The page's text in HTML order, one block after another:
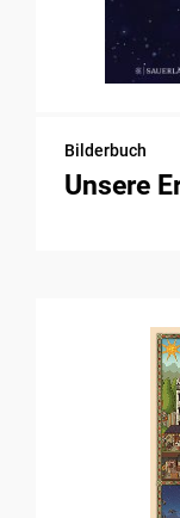
Bilderbuch
Unsere